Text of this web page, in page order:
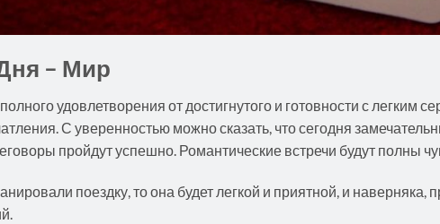
– Мир
удовлетворения от достигнутого и готовности с легким
С уверенностью можно сказать, что сегодня
пройдут успешно. Романтические встречи будут полны
поездку, то она будет легкой и приятной, и